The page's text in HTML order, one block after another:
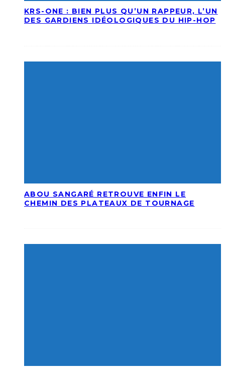
KRS-ONE : BIEN PLUS QU’UN RAPPEUR, L’UN
DES GARDIENS IDÉOLOGIQUES DU HIP-HOP
ABOU SANGARÉ RETROUVE ENFIN LE
CHEMIN DES PLATEAUX DE TOURNAGE